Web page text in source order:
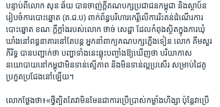
បន្ទាប់ពី​លោក សុន ឆ័យ ​បាន​ចាញ់ក្តី​គណបក្ស​ប្រជាជន​កម្ពុជា និង​ស្ថាប័ន
រៀបចំការ​បោះឆ្នោត (​គ.ជ.ប) ពាក់​ព័ន្ធបរិហារកេរ្តិ៍​លើ​ការ​រិះគន់​ដំណើរ​ការ​
បោះឆ្នោត ខណៈ​ក្តីក្តាំង​របស់​លោក ថាច់ សេដ្ឋា ដែល​កំពុង​ស្ថិត​ក្នុងការ​ឃុំ
ឃាំង​នៅ​ពន្ធនាគារ​នៅតែ​បន្ត អ្នក​នាំ​ពាក្យ​គណ​បក្ស​ភ្លើង​ទៀន លោក​ គីមសួរ
ភីរិទ្ធ ​បាន​បញ្ជាក់​ថា បញ្ហា​ទាំង​នេះឆ្លុះ​បញ្ចាំង​ឱ្យ​ឃើញថា ​បរិយា​កាស​
នយោបាយនៅ​កម្ពុជា​មិន​ទាន់ស្មើ​ភាព និង​មិន​ទាន់​ល្អ​ប្រសើរ​ សម្រាប់​ដៃ​គូ​
ប្រកួត​ប្រជែងនៅ​ឡើយ។
​លោក​ថ្លែង​ថា៖«ថ្វីត្បិត​តែវាមិនមែនជា​ការ​ប្រើ​ប្រាស់កម្លាំង​ហិង្សា ប៉ុន្តែ​វាប្រើ​